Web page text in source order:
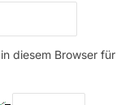
diesem Browser für